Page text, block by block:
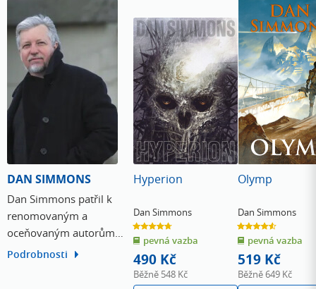
DAN SIMMONS
Dan Simmons patřil k
renomovaným a
oceňovaným autorům
sci-fi, přičemž se nedržel
Podrobnosti
Hyperion
Dan Simmons
4.7
z
5
hvězdiček
pevná vazba
490 Kč
Běžně 548 Kč
Olymp
Dan Simmons
4.6
z
5
hvězdiček
pevná vazba
519 Kč
Běžně649 Kč